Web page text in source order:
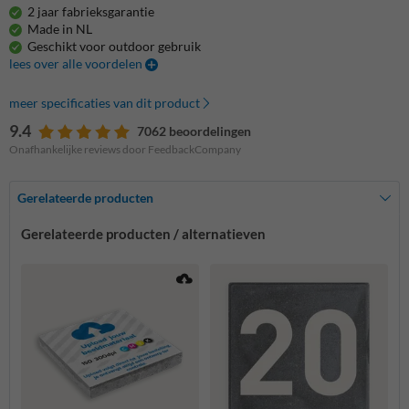
2 jaar fabrieksgarantie
Made in NL
Geschikt voor outdoor gebruik
lees over alle voordelen
meer specificaties van dit product
9.4 7062 beoordelingen
Onafhankelijke reviews door FeedbackCompany
Gerelateerde producten
Gerelateerde producten / alternatieven